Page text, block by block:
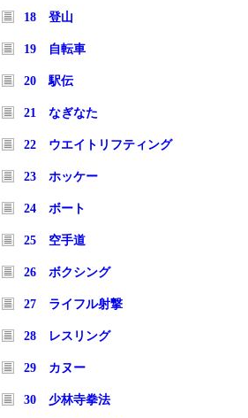
18 登山
19 自転車
20 駅伝
21 なぎなた
22 ウエイトリフティング
23 ホッケー
24 ボート
25 空手道
26 ボクシング
27 ライフル射撃
28 レスリング
29 カヌー
30 少林寺拳法